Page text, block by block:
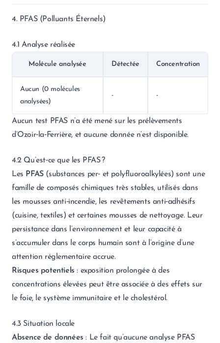
4. PFAS (Polluants Éternels)
4.1 Analyse réalisée
Molécule analysée Détectée Concentration
Aucun (0 molécules
analysées)
- -
Aucun test PFAS n’a été mené sur les prélèvements
d’Ozoir‑la‑Ferrière, et aucune donnée n’est disponible.
4.2 Qu’est‑ce que les PFAS ?
Les PFAS(substances per‑ et polyfluoroalkylées) sont une
famille de composés chimiques très stables, utilisés dans
les mousses anti‑incendie, les revêtements anti‑adhésifs
(cuisine, textiles) et certaines mousses de nettoyage. Leur
persistance dans l’environnement et leur capacité à
s’accumuler dans le corps humain sont à l’origine d’une
attention réglementaire accrue.
Risques potentiels : exposition prolongée à des
concentrations élevées peut être associée à des effets sur
le foie, le système immunitaire et le cholestérol.
4.3 Situation locale
Absence de données : Le fait qu’aucune analyse PFAS